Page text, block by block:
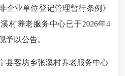
业单位登记管理暂行条例》
村养老服务中心已于2026年4
予以公告。
客坊乡张溪村养老服务中心